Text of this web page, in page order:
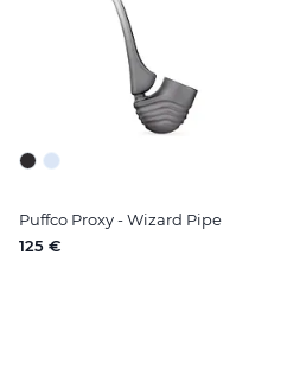
Puffco Proxy - Wizard Pipe
125 €